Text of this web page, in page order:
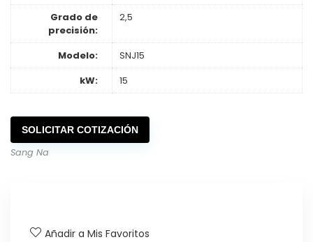
Grado de
precisión:
2,5
Modelo:
SNJ15
kW:
15
SOLICITAR COTIZACIÓN
Sang Na
Añadir a Mis Favoritos